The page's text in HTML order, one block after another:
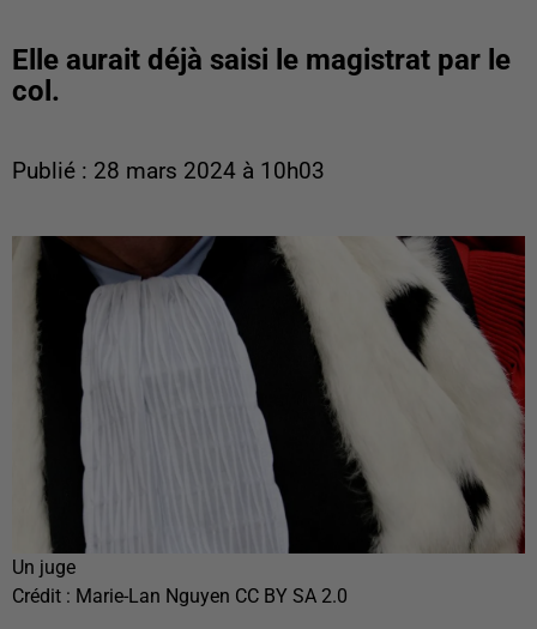
Elle aurait déjà saisi le magistrat par le
col.
Publié : 28 mars 2024 à 10h03
Un juge
Crédit : Marie-Lan Nguyen CC BY SA 2.0